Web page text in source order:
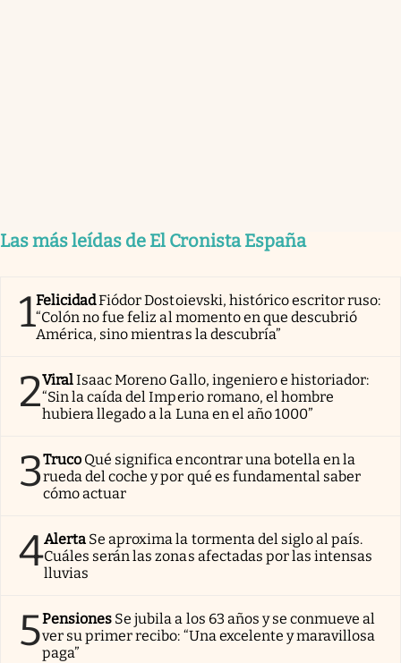
Las más leídas de El Cronista España
1FelicidadFiódor Dostoievski, histórico escritor ruso:
“Colón no fue feliz al momento en que descubrió
América, sino mientras la descubría”
2ViralIsaac Moreno Gallo, ingeniero e historiador:
“Sin la caída del Imperio romano, el hombre
hubiera llegado a la Luna en el año 1000”
3Truco Qué significa encontrar una botella en la
rueda del coche y por qué es fundamental saber
cómo actuar
4Alerta Se aproxima la tormenta del siglo al país.
Cuáles serán las zonas afectadas por las intensas
lluvias
5Pensiones Se jubila a los 63 años y se conmueve al
ver su primer recibo: “Una excelente y maravillosa
paga”